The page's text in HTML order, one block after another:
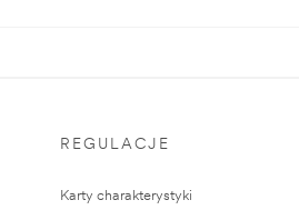
REGULACJE
Karty charakterystyki